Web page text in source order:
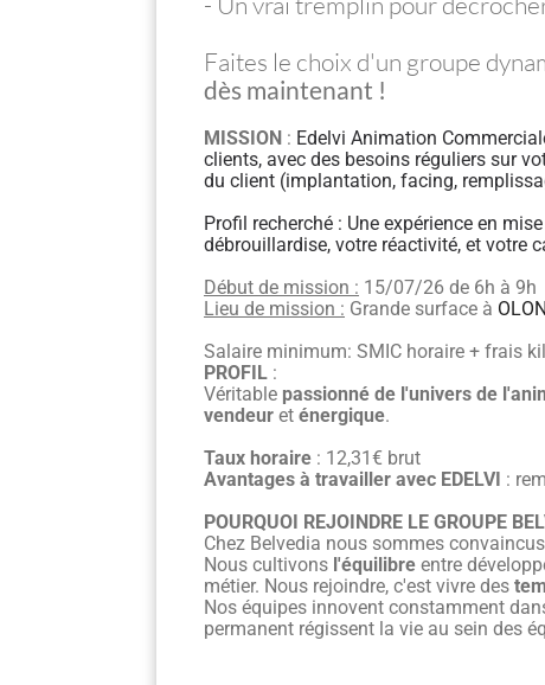
Faites le choix d'un groupe
dès maintenant !
MISSION : Edelvi Animation
clients, avec des besoins réguliers sur
du client (implantation, facing,
Profil recherché : Une expérience en
débrouillardise, votre réactivité, et votre
Début de mission : 15/07/26 de 6h à 9h
Lieu de mission : Grande surface à
Salaire minimum: SMIC horaire + frais
PROFIL :
Véritable passionné de l'univers de
vendeur et énergique.
Taux horaire : 12,31€ brut
Avantages à travailler avec EDELVI :
POURQUOI REJOINDRE LE GROUPE
Chez Belvedia nous sommes
Nous cultivons l'équilibre entre
métier. Nous rejoindre, c'est vivre des
Nos équipes innovent constamment
permanent régissent la vie au sein des